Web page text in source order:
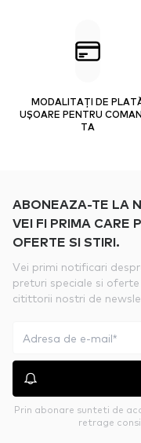
MODALITAȚI DE
UȘOARE PENTRU
TA
ABONEAZA-TE LA
VEI FI PRIMA CARE
OFERTE SI STIRI.
Vei primi notificari
preturi speciale si
citittorii nostri de
Prin abonare sunteti de
retrage